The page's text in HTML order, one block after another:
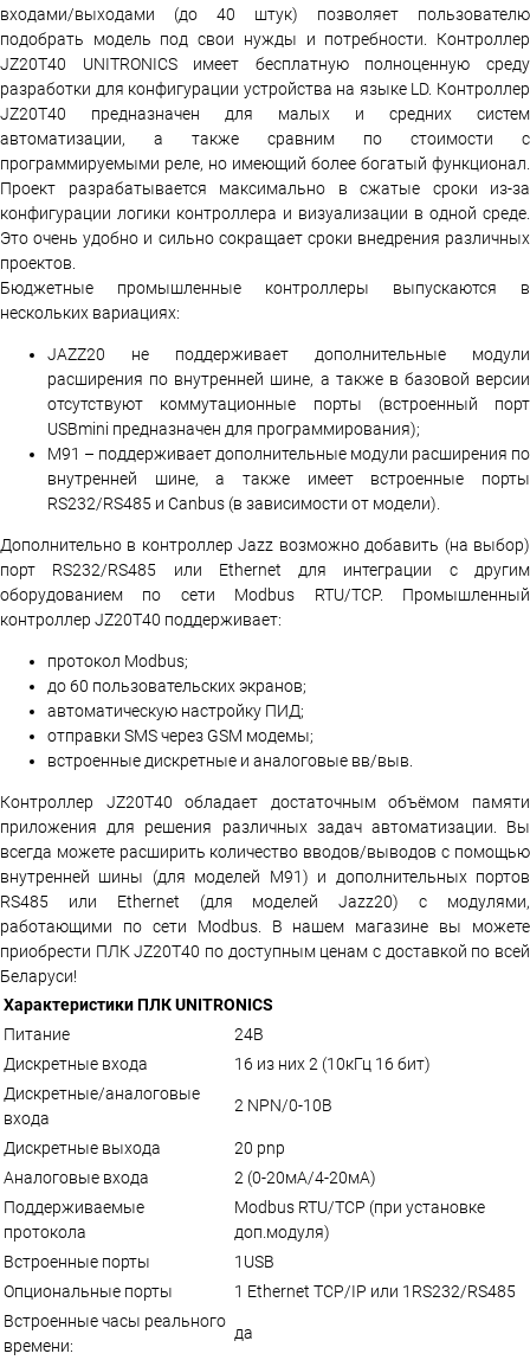
входами/выходами (до 40 штук) позволяет пользователю
подобрать модель под свои нужды и потребности. Контроллер
JZ20T40 UNITRONICS имеет бесплатную полноценную среду
разработки для конфигурации устройства на языке LD. Контроллер
JZ20T40 предназначен для малых и средних систем
автоматизации, а также сравним по стоимости с
программируемыми реле, но имеющий более богатый функционал.
Проект разрабатывается максимально в сжатые сроки из-за
конфигурации логики контроллера и визуализации в одной среде.
Это очень удобно и сильно сокращает сроки внедрения различных
проектов.
Бюджетные промышленные контроллеры выпускаются в
нескольких вариациях:
JAZZ20 не поддерживает дополнительные модули
расширения по внутренней шине, а также в базовой версии
отсутствуют коммутационные порты (встроенный порт
USBmini предназначен для программирования);
M91 – поддерживает дополнительные модули расширения по
внутренней шине, а также имеет встроенные порты
RS232/RS485 и Canbus (в зависимости от модели).
Дополнительно в контроллер Jazz возможно добавить (на выбор)
порт RS232/RS485 или Ethernet для интеграции с другим
оборудованием по сети Modbus RTU/TCP. Промышленный
контроллер JZ20T40 поддерживает:
протокол Modbus;
до 60 пользовательских экранов;
автоматическую настройку ПИД;
отправки SMS через GSM модемы;
встроенные дискретные и аналоговые вв/выв.
Контроллер JZ20T40 обладает достаточным объёмом памяти
приложения для решения различных задач автоматизации. Вы
всегда можете расширить количество вводов/выводов с помощью
внутренней шины (для моделей M91) и дополнительных портов
RS485 или Ethernet (для моделей Jazz20) с модулями,
работающими по сети Modbus. В нашем магазине вы можете
приобрести ПЛК JZ20T40 по доступным ценам с доставкой по всей
Беларуси!
Характеристики ПЛК UNITRONICS
Питание
24В
Дискретные входа
16 из них 2 (10кГц 16 бит)
Дискретные/аналоговые
входа
2 NPN/0-10В
Дискретные выхода
20 pnp
Аналоговые входа
2 (0-20мА/4-20мА)
Поддерживаемые
протокола
Modbus RTU/TCP (при установке
доп.модуля)
Встроенные порты
1USB
Опциональные порты
1 Ethernet TCP/IP или 1RS232/RS485
Встроенные часы реального
времени:
да